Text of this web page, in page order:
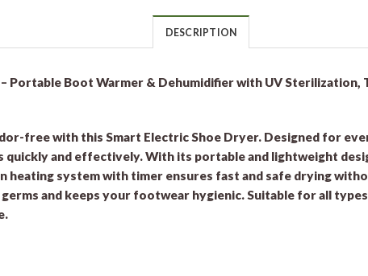
DESCRIPTION
Portable Boot Warmer & Dehumidifier with UV Sterilization,
free with this Smart Electric Shoe Dryer. Designed for
quickly and effectively. With its portable and lightweight
heating system with timer ensures fast and safe drying
and keeps your footwear hygienic. Suitable for all